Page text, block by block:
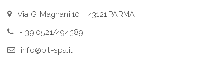
Via G. Magnani 10 - 43121 PARMA
+ 39 0521/494389
info@bit-spa.it